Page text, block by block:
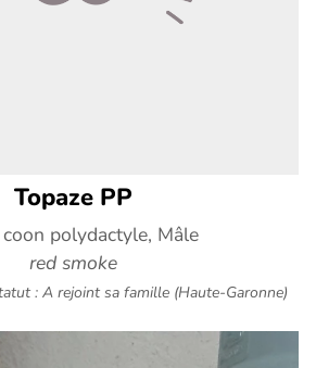
Topaze PP
polydactyle, Mâle
red smoke
: A rejoint sa famille (Haute-Garonne)